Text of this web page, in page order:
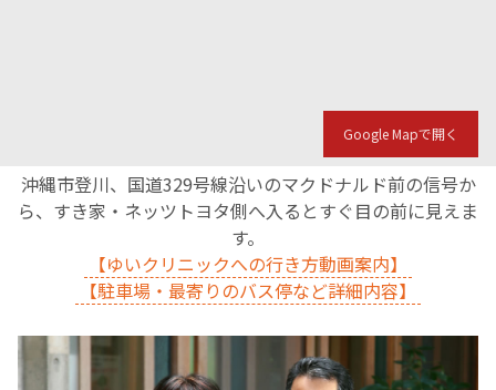
Google Mapで開く
沖縄市登川、国道329号線沿いのマクドナルド前の信号か
ら、すき家・ネッツトヨタ側へ入るとすぐ目の前に見えま
す。
【ゆいクリニックへの行き方動画案内】
【駐車場・最寄りのバス停など詳細内容】